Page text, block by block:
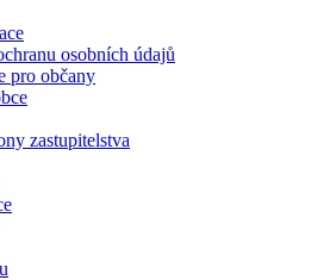
osobních údajů
pro občany
zastupitelstva